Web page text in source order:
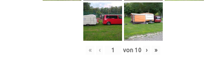
« ‹ von 10 › »